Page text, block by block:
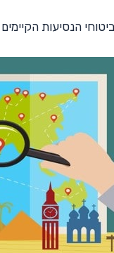
הנסיעות